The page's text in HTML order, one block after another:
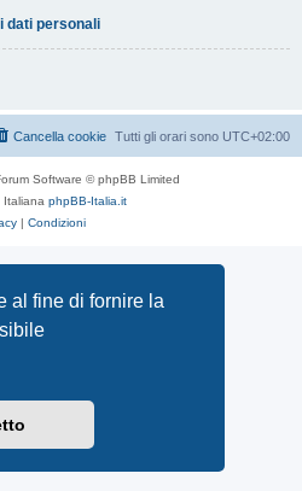
al fine di fornire la
dati personali
Tutti gli orari sono UTC+02:00
Cancella cookie
Software © phpBB Limited
Italiana phpBB-Italia.it
| Condizioni